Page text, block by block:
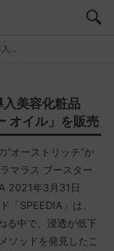
…
入美容化粧品
オイル」を販売
“オーストリッチ”か
マラス ブースター
2021年3月31日
「SPEEDIA」は、
る中で、浸透が低下
ソッドを発見したこ